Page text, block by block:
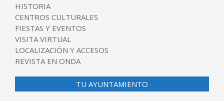
HISTORIA
CENTROS CULTURALES
FIESTAS Y EVENTOS
VISITA VIRTUAL
LOCALIZACIÓN Y ACCESOS
REVISTA EN ONDA
TU AYUNTAMIENTO